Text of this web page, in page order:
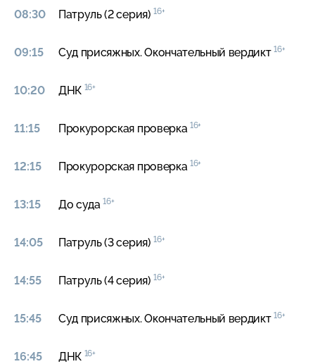
08:30 Патруль (2 серия)16+
09:15 Суд присяжных. Окончательный вердикт16+
10:20 ДНК 16+
11:15 Прокурорская проверка 16+
12:15 Прокурорская проверка 16+
13:15 До суда16+
14:05 Патруль (3 серия)16+
14:55 Патруль (4 серия)16+
15:45 Суд присяжных. Окончательный вердикт16+
16:45 ДНК 16+